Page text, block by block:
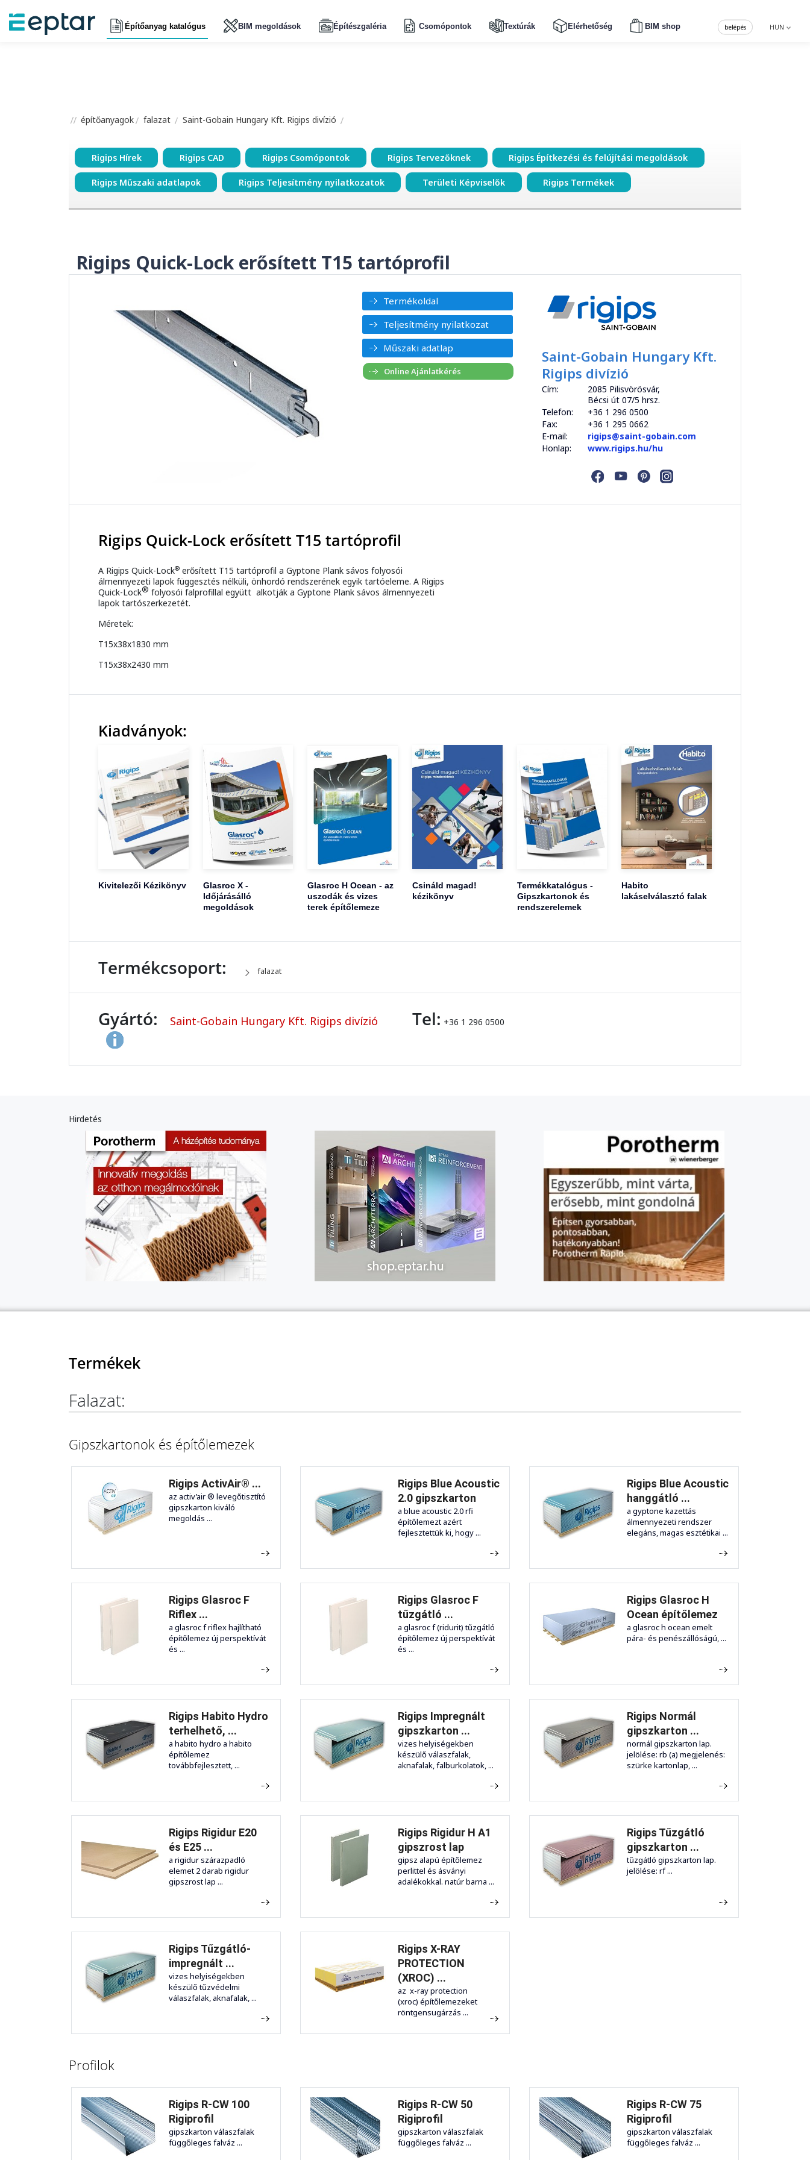
Építőanyag katalógus BIM megoldások Építészgaléria Csomópontok Textúrák Elérhetőség BIM shop HUN
belépés
építőanyagok falazat Saint-Gobain Hungary Kft. Rigips divízió
Rigips Hírek Rigips CAD Rigips Csomópontok Rigips Tervezőknek Rigips Építkezési és felújítási megoldások
Rigips Műszaki adatlapok Rigips Teljesítmény nyilatkozatok Területi Képviselők Rigips Termékek
Rigips Quick-Lock erősített T15 tartóprofil
Termékoldal
Teljesítmény nyilatkozat
Műszaki adatlap
Saint-Gobain Hungary Kft.
Rigips divízió
Cím:
2085 Pilisvörösvár,
Bécsi út 07/5 hrsz.
Telefon:
+36 1 296 0500
Fax:
+36 1 295 0662
E-mail:
rigips@saint-gobain.com
Honlap:
www.rigips.hu/hu
Rigips Quick-Lock erősített T15 tartóprofil
A Rigips Quick-Lock® erősített T15 tartóprofil a Gyptone Plank sávos folyosói
álmennyezeti lapok függesztés nélküli, önhordó rendszerének egyik tartóeleme. A Rigips
Quick-Lock® folyosói falprofillal együtt alkotják a Gyptone Plank sávos álmennyezeti
lapok tartószerkezetét.
Méretek:
T15x38x1830 mm
T15x38x2430 mm
Kiadványok:
Kivitelezői Kézikönyv
Glasroc X -
Időjárásálló
megoldások
Glasroc H Ocean - az
uszodák és vizes
terek építőlemeze
Csináld magad!
kézikönyv
Termékkatalógus -
Gipszkartonok és
rendszerelemek
Habito
lakáselválasztó falak
Termékcsoport: falazat
Gyártó: Saint-Gobain Hungary Kft. Rigips divízió Tel: +36 1 296 0500
Hirdetés
Termékek
Falazat:
Gipszkartonok és építőlemezek
Rigips ActivAir® ...
az activ’air ® levegőtisztító
gipszkarton kiváló
megoldás ...
Rigips Blue Acoustic
2.0 gipszkarton
a blue acoustic 2.0 rfi
építőlemezt azért
fejlesztettük ki, hogy ...
Rigips Blue Acoustic
hanggátló ...
a gyptone kazettás
álmennyezeti rendszer
elegáns, magas esztétikai ...
Rigips Glasroc F
Riflex ...
a glasroc f riflex hajlítható
építőlemez új perspektívát
és ...
Rigips Glasroc F
tűzgátló ...
a glasroc f (ridurit) tűzgátló
építőlemez új perspektívát
és ...
Rigips Glasroc H
Ocean építőlemez
a glasroc h ocean emelt
pára- és penészállóságú, ...
Rigips Habito Hydro
terhelhető, ...
a habito hydro a habito
építőlemez
továbbfejlesztett, ...
Rigips Impregnált
gipszkarton ...
vizes helyiségekben
készülő válaszfalak,
aknafalak, falburkolatok, ...
Rigips Normál
gipszkarton ...
normál gipszkarton lap.
jelölése: rb (a) megjelenés:
szürke kartonlap, ...
Rigips Rigidur E20
és E25 ...
a rigidur szárazpadló
elemet 2 darab rigidur
gipszrost lap ...
Rigips Rigidur H A1
gipszrost lap
gipsz alapú építőlemez
perlittel és ásványi
adalékokkal. natúr barna ...
Rigips Tűzgátló
gipszkarton ...
tűzgátló gipszkarton lap.
jelölése: rf ...
Rigips Tűzgátló-
impregnált ...
vizes helyiségekben
készülő tűzvédelmi
válaszfalak, aknafalak, ...
Rigips X-RAY
PROTECTION
(XROC) ...
az x-ray protection
(xroc) építőlemezeket
röntgensugárzás ...
Profilok
Rigips R-CW 100
Rigiprofil
gipszkarton válaszfalak
függőleges falváz ...
Rigips R-CW 50
Rigiprofil
gipszkarton válaszfalak
függőleges falváz ...
Rigips R-CW 75
Rigiprofil
gipszkarton válaszfalak
függőleges falváz ...